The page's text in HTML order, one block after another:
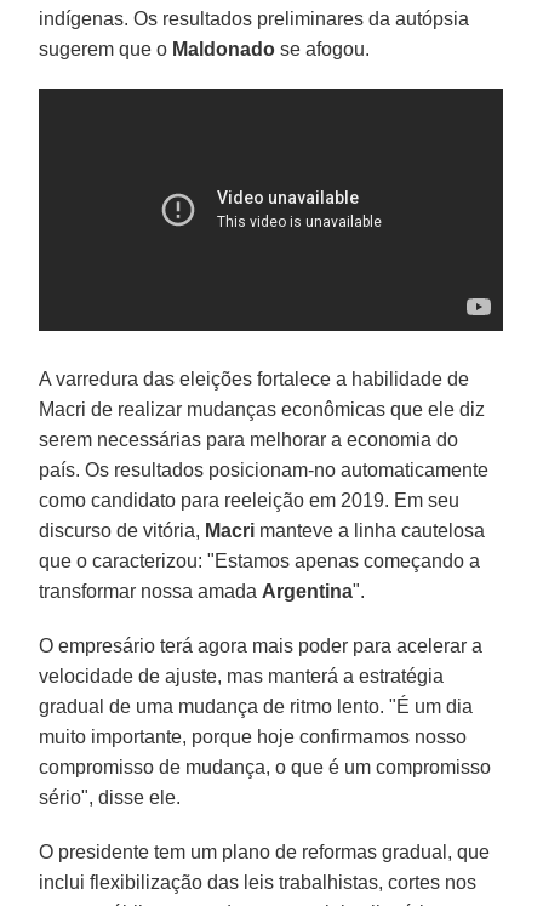
indígenas. Os resultados preliminares da autópsia
sugerem que o Maldonado se afogou.
A varredura das eleições fortalece a habilidade de
Macri de realizar mudanças econômicas que ele diz
serem necessárias para melhorar a economia do
país. Os resultados posicionam-no automaticamente
como candidato para reeleição em 2019. Em seu
discurso de vitória, Macri manteve a linha cautelosa
que o caracterizou: "Estamos apenas começando a
transformar nossa amada Argentina".
O empresário terá agora mais poder para acelerar a
velocidade de ajuste, mas manterá a estratégia
gradual de uma mudança de ritmo lento. "É um dia
muito importante, porque hoje confirmamos nosso
compromisso de mudança, o que é um compromisso
sério", disse ele.
O presidente tem um plano de reformas gradual, que
inclui flexibilização das leis trabalhistas, cortes nos